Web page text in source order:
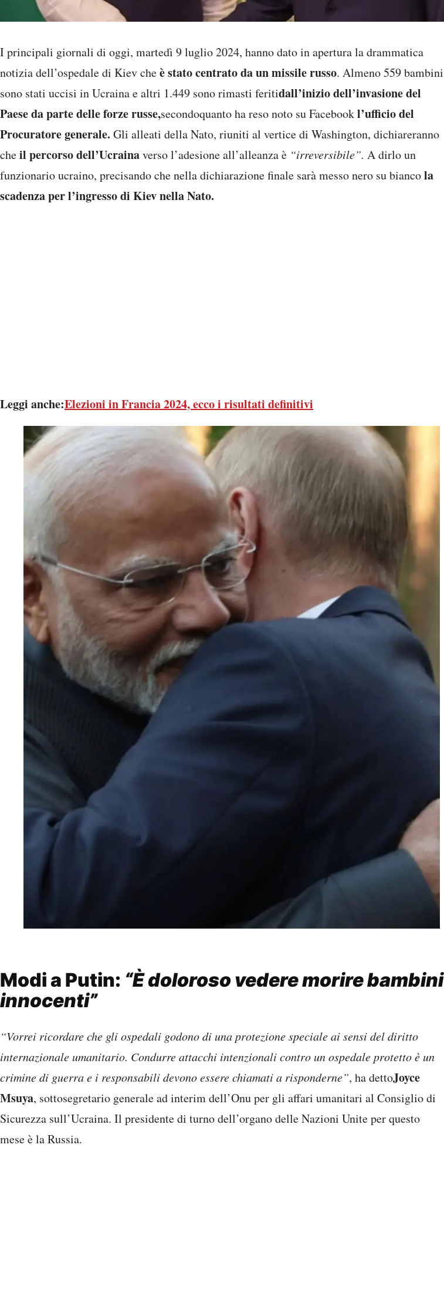
I principali giornali di oggi, martedì 9 luglio 2024, hanno dato in apertura la drammatica
notizia dell’ospedale di Kiev cheè stato centrato da un missile russo. Almeno 559 bambini
sono stati uccisi in Ucraina e altri 1.449 sono rimasti feritidall’inizio dell’invasione del
Paese da parte delle forze russe,secondoquanto ha reso noto su Facebookl’ufficio del
Procuratore generale. Gli alleati della Nato, riuniti al vertice di Washington, dichiareranno
cheil percorso dell’Ucrainaverso l’adesione all’alleanza è “irreversibile”. A dirlo un
funzionario ucraino, precisando che nella dichiarazione finale sarà messo nero su biancola
scadenza per l’ingresso di Kiev nella Nato.
Leggi anche:Elezioni in Francia 2024, ecco i risultati definitivi
Modi a Putin: “È doloroso vedere morire bambini
innocenti”
“Vorrei ricordare che gli ospedali godono di una protezione speciale ai sensi del diritto
internazionale umanitario. Condurre attacchi intenzionali contro un ospedale protetto è un
crimine di guerra e i responsabili devono essere chiamati a risponderne”, ha dettoJoyce
Msuya, sottosegretario generale ad interim dell’Onu per gli affari umanitari al Consiglio di
Sicurezza sull’Ucraina. Il presidente di turno dell’organo delle Nazioni Unite per questo
mese è la Russia.